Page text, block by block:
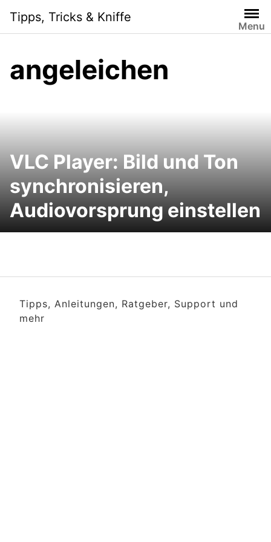
content
Tipps, Tricks & Kniffe
Menu
angeleichen
VLC Player: Bild und Ton
synchronisieren,
Audiovorsprung einstellen
Tipps, Anleitungen, Ratgeber, Support und
mehr